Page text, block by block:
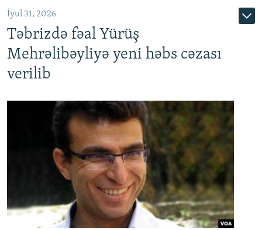
İyul 31, 2026
Təbrizdə fəal Yürüş
Mehrəlibəyliyə yeni həbs cəzası
verilib